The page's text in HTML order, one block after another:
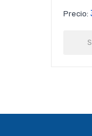
Precio: